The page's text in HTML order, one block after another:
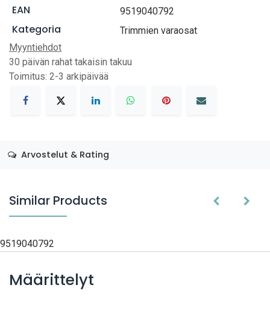
EAN 9519040792
Kategoria
Trimmien varaosat
Myyntiehdot
30 päivän rahat takaisin takuu
Toimitus: 2-3 arkipäivää
Arvostelut & Rating
Similar Products
9519040792
Määrittelyt